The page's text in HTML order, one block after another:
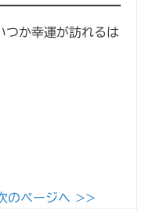
つか幸運が訪れるは
のページへ >>